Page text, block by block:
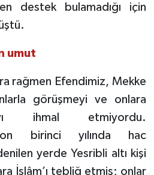
destek bulamadığı için
umut
rağmen Efendimiz, Mekke
görüşmeyi ve onlara
ihmal etmiyordu.
on birinci yılında hac
yerde Yesribli altı kişi
İslâm’ı tebliğ etmiş; onlar